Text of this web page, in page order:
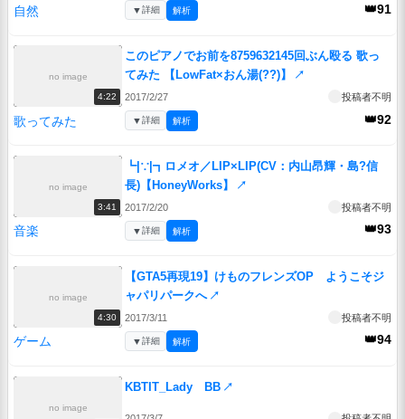
自然 👑91
▼詳細 解析
no image
4:22
このピアノでお前を8759632145回ぶん殴る 歌っ
てみた 【LowFat×おん湯(??)】
↗
2017/2/27 投稿者不明
歌ってみた 👑92
▼詳細 解析
no image
3:41
┗|∵|┓ロメオ／LIP×LIP(CV：内山昂輝・島?信
長)【HoneyWorks】
↗
2017/2/20 投稿者不明
音楽 👑93
▼詳細 解析
no image
4:30
【GTA5再現19】けものフレンズOP ようこそジ
ャパリパークへ ↗
2017/3/11 投稿者不明
ゲーム 👑94
▼詳細 解析
no image
KBTIT_Lady BB ↗